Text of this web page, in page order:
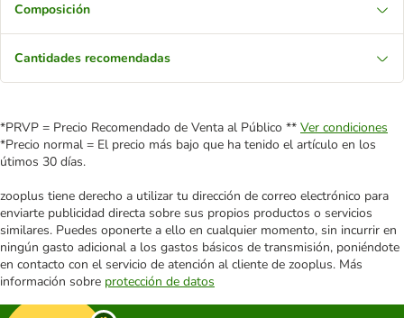
Composición
Cantidades recomendadas
*PRVP = Precio Recomendado de Venta al Público ** Ver condiciones
*Precio normal = El precio más bajo que ha tenido el artículo en los
útimos 30 días.
zooplus tiene derecho a utilizar tu dirección de correo electrónico para
enviarte publicidad directa sobre sus propios productos o servicios
similares. Puedes oponerte a ello en cualquier momento, sin incurrir en
ningún gasto adicional a los gastos básicos de transmisión, poniéndote
en contacto con el servicio de atención al cliente de zooplus. Más
información sobre protección de datos